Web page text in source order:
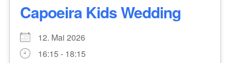
Capoeira Kids Wedding
12. Mai 2026
16:15 - 18:15